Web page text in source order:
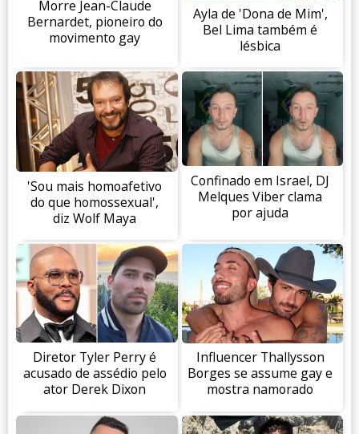
Morre Jean-Claude
Bernardet, pioneiro do
movimento gay
Ayla de 'Dona de Mim',
Bel Lima também é
lésbica
'Sou mais homoafetivo
do que homossexual',
diz Wolf Maya
Confinado em Israel, DJ
Melques Viber clama
por ajuda
Diretor Tyler Perry é
acusado de assédio pelo
ator Derek Dixon
Influencer Thallysson
Borges se assume gay e
mostra namorado